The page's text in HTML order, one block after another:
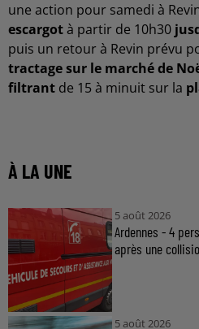
une action pour samedi à
escargotà partir de 10h30
puis un retour à Revin prévu
tractage sur le marché de
filtrant de 15 à minuit sur la
À LA UNE
5 août 2026
Ardennes - 4
après une
5 août 2026